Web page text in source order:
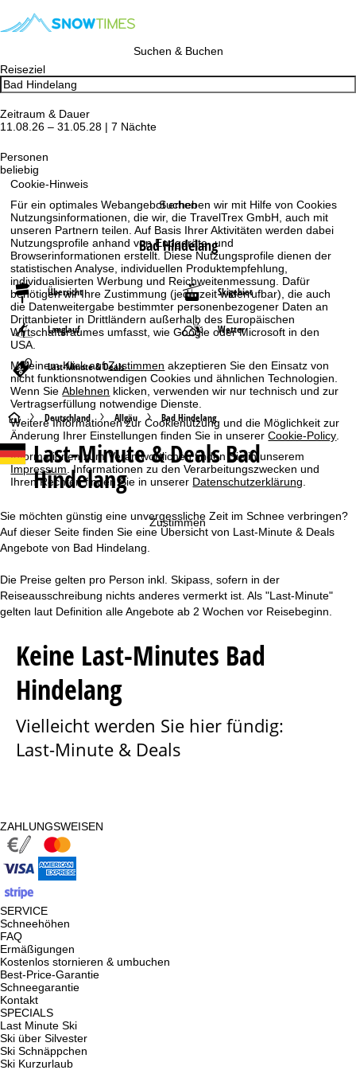
Cookie-Hinweis
Für ein optimales Webangebot erheben wir mit Hilfe von Cookies
Nutzungsinformationen, die wir, die TravelTrex GmbH, auch mit
unseren Partnern teilen. Auf Basis Ihrer Aktivitäten werden dabei
Nutzungsprofile anhand von Endgeräte- und
Browserinformationen erstellt. Diese Nutzungsprofile dienen der
statistischen Analyse, individuellen Produktempfehlung,
individualisierten Werbung und Reichweitenmessung. Dafür
benötigen wir Ihre Zustimmung (jederzeit widerrufbar), die auch
die Datenweitergabe bestimmter personenbezogener Daten an
Drittanbieter in Drittländern außerhalb des Europäischen
Wirtschaftsraumes umfasst, wie Google oder Microsoft in den
USA.
Mit einem Klick aufZustimmen akzeptieren Sie den Einsatz von
nicht funktionsnotwendigen Cookies und ähnlichen Technologien.
Wenn SieAblehnen klicken, verwenden wir nur technisch und zur
Vertragserfüllung notwendige Dienste.
Weitere Informationen zur Cookienutzung und die Möglichkeit zur
Änderung Ihrer Einstellungen finden Sie in unsererCookie-Policy
Informationen zum Verantwortlichen finden Sie in unserem
Impressum . Informationen zu den Verarbeitungszwecken und
Ihren Rechten finden Sie in unserer Datenschutzerklärung
Zustimmen
Suchen & Buchen
Reiseziel
Zeitraum & Dauer
11.08.26 – 31.05.28 | 7 Nächte
Personen
beliebig
Suchen
Bad Hindelang
Übersicht Skigebiet
Langlauf Wetter
Last-Minute & Deals
S
t
a
r
t
s
e
i
t
Deutschland Allgäu Bad Hindelang
Last-Minute & Deals Bad
Hindelang
Sie möchten günstig eine unvergessliche Zeit im Schnee verbringen?
Auf dieser Seite finden Sie eine Übersicht von Last-Minute & Deals
Angebote von Bad Hindelang.
Die Preise gelten pro Person inkl. Skipass, sofern in der
Reiseausschreibung nichts anderes vermerkt ist. Als "Last-Minute"
gelten laut Definition alle Angebote ab 2 Wochen vor Reisebeginn.
Keine Last-Minutes Bad
Hindelang
Vielleicht werden Sie hier fündig:
Last-Minute & Deals
ZAHLUNGSWEISEN
SERVICE
Schneehöhen
FAQ
Ermäßigungen
Kostenlos stornieren & umbuchen
Best-Price-Garantie
Schneegarantie
Kontakt
SPECIALS
Last Minute Ski
Ski über Silvester
Ski Schnäppchen
Ski Kurzurlaub